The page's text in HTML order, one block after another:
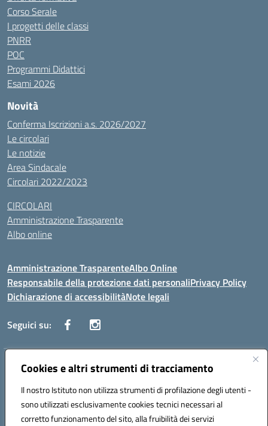
Cookies e altri strumenti di tracciamento
Il nostro Istituto non utilizza strumenti di profilazione degli utenti -
sono utilizzati esclusivamente cookies tecnici necessari al
corretto funzionamento del sito, alla fruibilità dei servizi
Corso Serale
I progetti delle classi
PNRR
POC
Programmi Didattici
Esami 2026
Novità
Conferma Iscrizioni a.s. 2026/2027
Le circolari
Le notizie
Area Sindacale
Circolari 2022/2023
CIRCOLARI
Amministrazione Trasparente
Albo online
Amministrazione TrasparenteAlbo Online
Responsabile della protezione dati personaliPrivacy Policy
Dichiarazione di accessibilitàNote legali
Seguici su:
Indirizzo:Corso Vittorio Emanuele, 27 90133 - Palermo
Posta elettronica certificata (PEC):pais03600r@pec.istruzione.it
Codice fiscale: 97308550827